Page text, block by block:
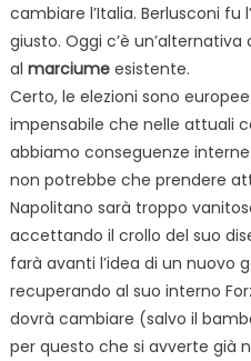
cambiare l’Italia. Berlusconi
giusto. Oggi c’è un’alternativa
al marciume esistente.
Certo, le elezioni sono
impensabile che nelle attuali
abbiamo conseguenze
non potrebbe che prendere
Napolitano sarà troppo
accettando il crollo del suo
farà avanti l’idea di un nuovo
recuperando al suo interno
dovrà cambiare (salvo il
per questo che si avverte già